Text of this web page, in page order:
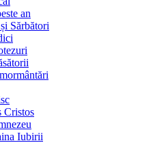
an
Sărbători
Cristos
Iubirii